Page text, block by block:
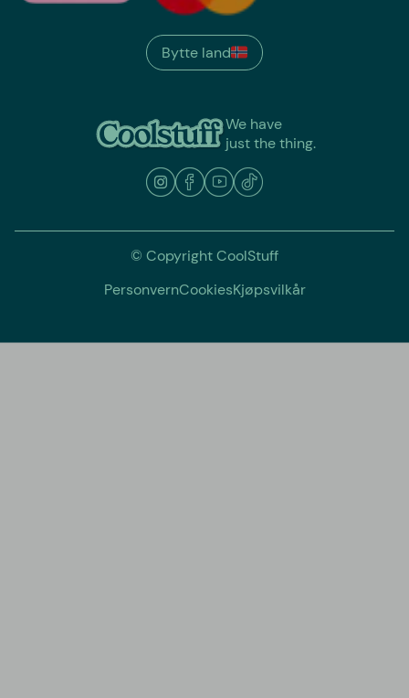
We have
just the thing.
Bytte land
© Copyright CoolStuff
PersonvernCookiesKjøpsvilkår